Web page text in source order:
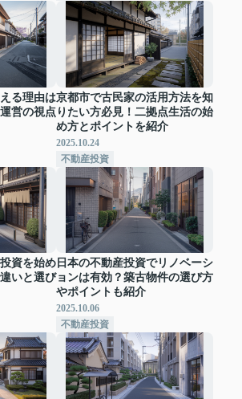
る理由は
営の視点
京都市で古民家の活用方法を知
りたい方必見！二拠点生活の始
め方とポイントを紹介
2025.10.24
不動産投資
資を始め
いと選び
日本の不動産投資でリノベーシ
ョンは有効？築古物件の選び方
やポイントも紹介
2025.10.06
不動産投資